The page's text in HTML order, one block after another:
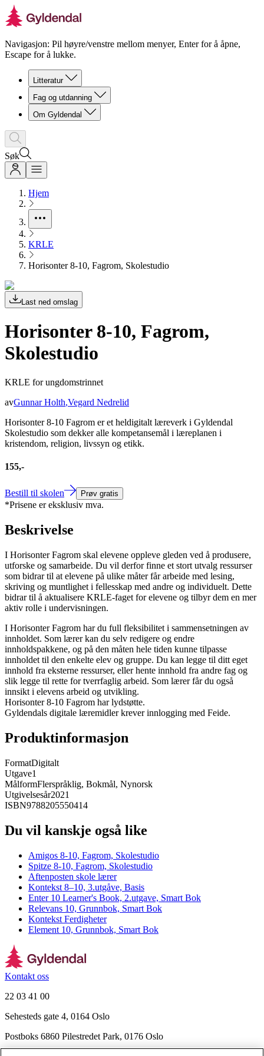
Navigasjon: Pil høyre/venstre mellom menyer, Enter for å åpne,
Escape for å lukke.
Litteratur
Fag og utdanning
Om Gyldendal
Søk
Hjem
KRLE
Horisonter 8-10, Fagrom, Skolestudio
Last ned omslag
Horisonter 8-10, Fagrom,
Skolestudio
KRLE for ungdomstrinnet
avGunnar Holth,Vegard Nedrelid
Horisonter 8-10 Fagrom er et heldigitalt læreverk i Gyldendal
Skolestudio som dekker alle kompetansemål i læreplanen i
kristendom, religion, livssyn og etikk.
155,-
Bestill til skolen Prøv gratis
*Prisene er eksklusiv mva.
Beskrivelse
I Horisonter Fagrom skal elevene oppleve gleden ved å produsere,
utforske og samarbeide. Du vil derfor finne et stort utvalg ressurser
som bidrar til at elevene på ulike måter får arbeide med lesing,
skriving og muntlighet i fellesskap med andre og individuelt. Dette
bidrar til å aktualisere KRLE-faget for elevene og tilbyr dem en mer
aktiv rolle i undervisningen.
I Horisonter Fagrom har du full fleksibilitet i sammensetningen av
innholdet. Som lærer kan du selv redigere og endre
innholdspakkene, og på den måten hele tiden kunne tilpasse
innholdet til den enkelte elev og gruppe. Du kan legge til ditt eget
innhold fra eksterne ressurser, eller hente innhold fra andre fag og
slik legge til rette for tverrfaglig arbeid. Som lærer får du også
innsikt i elevens arbeid og utvikling.
Horisonter 8-10 Fagrom har lydstøtte.
Gyldendals digitale læremidler krever innlogging med Feide.
Produktinformasjon
FormatDigitalt
Utgave1
MålformFlerspråklig, Bokmål, Nynorsk
Utgivelsesår2021
ISBN9788205550414
Du vil kanskje også like
Amigos 8-10, Fagrom, Skolestudio
Spitze 8-10, Fagrom, Skolestudio
Aftenposten skole lærer
Kontekst 8–10, 3.utgåve, Basis
Enter 10 Learner's Book, 2.utgave, Smart Bok
Relevans 10, Grunnbok, Smart Bok
Kontekst Ferdigheter
Element 10, Grunnbok, Smart Bok
Kontakt oss
22 03 41 00
Sehesteds gate 4, 0164 Oslo
Postboks 6860 Pilestredet Park, 0176 Oslo